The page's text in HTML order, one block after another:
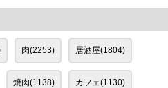
肉(2253) 居酒屋(1804)
焼肉(1138) カフェ(1130)